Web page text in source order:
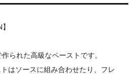
られた高級なペーストです。
はソースに組み合わせたり、フレ